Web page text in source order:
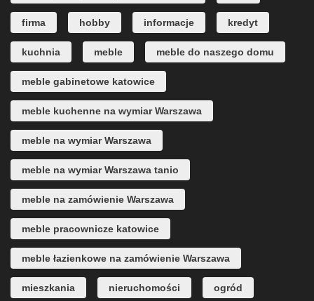
firma hobby informacje kredyt
kuchnia meble meble do naszego domu
meble gabinetowe katowice
meble kuchenne na wymiar Warszawa
meble na wymiar Warszawa
meble na wymiar Warszawa tanio
meble na zamówienie Warszawa
meble pracownicze katowice
meble łazienkowe na zamówienie Warszawa
mieszkania nieruchomości ogród